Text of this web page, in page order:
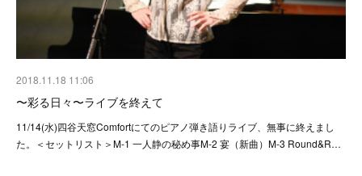
2018.11.18 11:06
〜彩る日々〜ライブを終えて
11/14(水)四谷天窓Comfortにてのピアノ弾き語りライブ、無事に終えまし
た。＜セットリスト＞M-1 一人静の秘め事M-2 宴（新曲）M-3 Round&R…